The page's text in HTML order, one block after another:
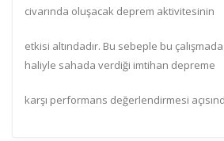
civarında oluşacak deprem aktivitesinin
etkisi altındadır. Bu sebeple bu
haliyle sahada verdiği imtihan depreme
karşı performans değerlendirmesi